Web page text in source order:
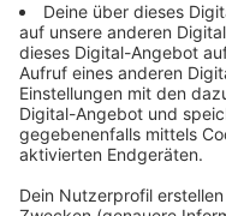
gegangen. In der
die Richterin ein
Geständnisses wollte
Jahre
willigte der falsche
Freundin bis hin zu
alle betrogen zu